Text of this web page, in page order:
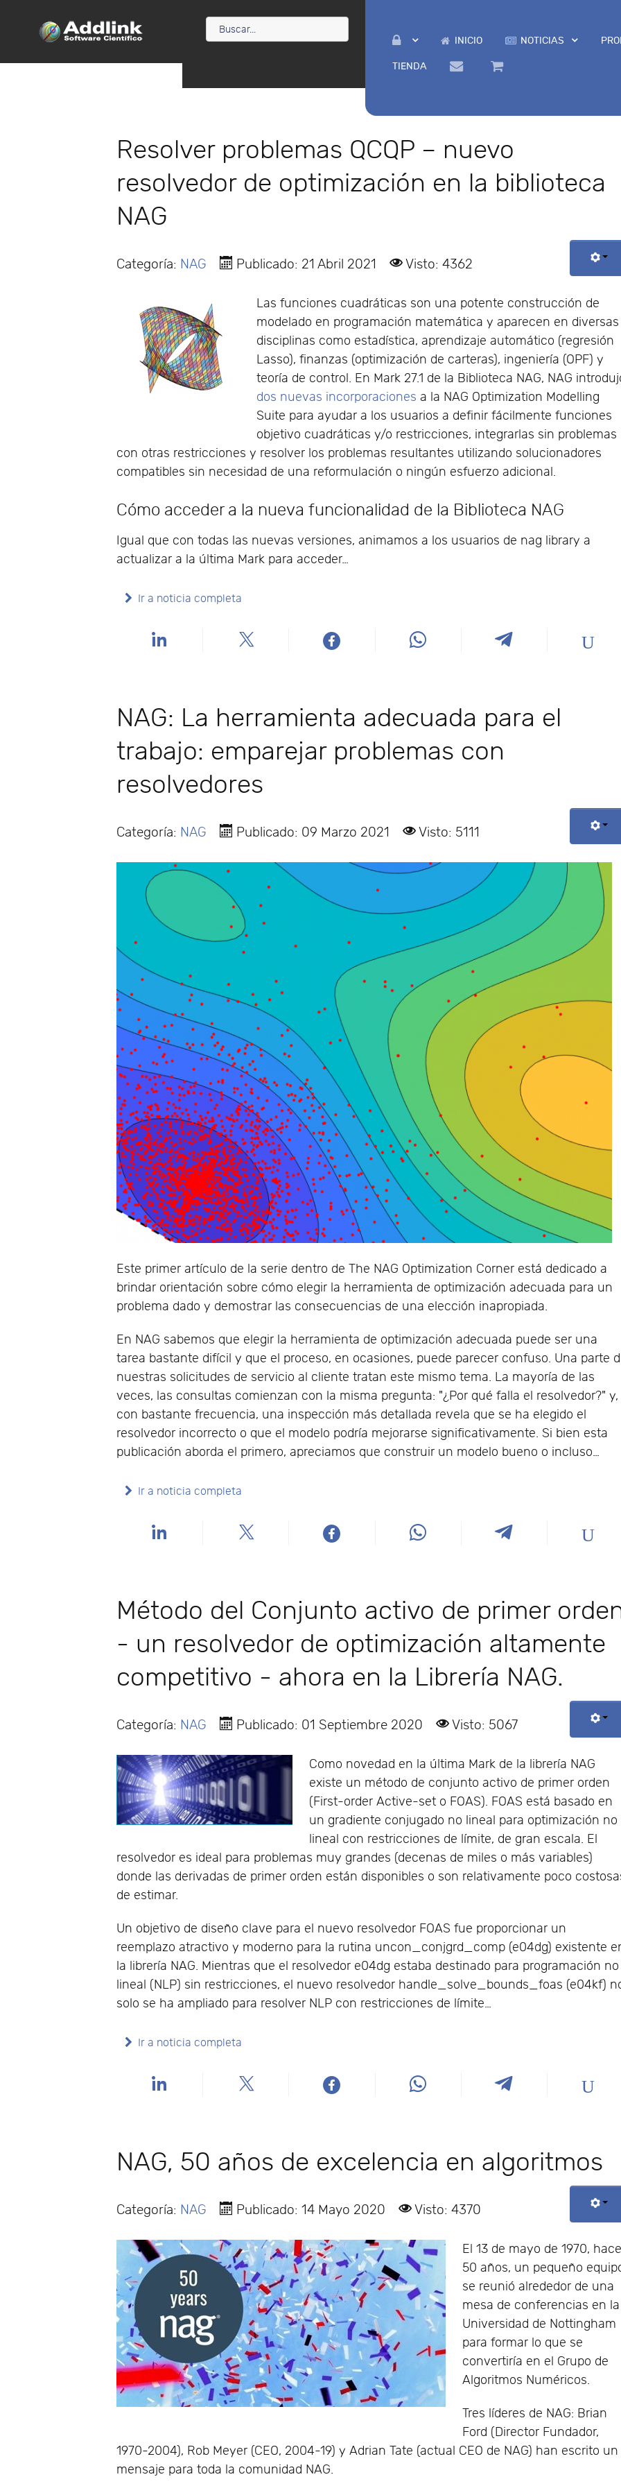
INICIO NOTICIAS
TIENDA
Resolver problemas QCQP – nuevo
resolvedor de optimización en la biblioteca
NAG
Categoría: NAG Publicado: 21 Abril 2021 Visto: 4362
Las funciones cuadráticas son una potente construcción de
modelado en programación matemática y aparecen en diversas
disciplinas como estadística, aprendizaje automático (regresión
Lasso), finanzas (optimización de carteras), ingeniería (OPF) y
teoría de control. En Mark 27.1 de la Biblioteca NAG, NAG
dos nuevas incorporaciones a la NAG Optimization Modelling
Suite para ayudar a los usuarios a definir fácilmente funciones
objetivo cuadráticas y/o restricciones, integrarlas sin problemas
con otras restricciones y resolver los problemas resultantes utilizando solucionadores
compatibles sin necesidad de una reformulación o ningún esfuerzo adicional.
Cómo acceder a la nueva funcionalidad de la Biblioteca NAG
Igual que con todas las nuevas versiones, animamos a los usuarios de nag library a
actualizar a la última Mark para acceder…
Ir a noticia completa
NAG: La herramienta adecuada para el
trabajo: emparejar problemas con
resolvedores
Categoría: NAG Publicado: 09 Marzo 2021 Visto: 5111
Este primer artículo de la serie dentro de The NAG Optimization Corner está dedicado a
brindar orientación sobre cómo elegir la herramienta de optimización adecuada para un
problema dado y demostrar las consecuencias de una elección inapropiada.
En NAG sabemos que elegir la herramienta de optimización adecuada puede ser una
tarea bastante difícil y que el proceso, en ocasiones, puede parecer confuso. Una parte
nuestras solicitudes de servicio al cliente tratan este mismo tema. La mayoría de las
veces, las consultas comienzan con la misma pregunta: "¿Por qué falla el resolvedor?" y,
con bastante frecuencia, una inspección más detallada revela que se ha elegido el
resolvedor incorrecto o que el modelo podría mejorarse significativamente. Si bien esta
publicación aborda el primero, apreciamos que construir un modelo bueno o incluso…
Ir a noticia completa
Método del Conjunto activo de primer
- un resolvedor de optimización altamente
competitivo - ahora en la Librería NAG.
Categoría: NAG Publicado: 01 Septiembre 2020 Visto: 5067
Como novedad en la última Mark de la librería NAG
existe un método de conjunto activo de primer orden
(First-order Active-set o FOAS). FOAS está basado en
un gradiente conjugado no lineal para optimización no
lineal con restricciones de límite, de gran escala. El
resolvedor es ideal para problemas muy grandes (decenas de miles o más variables)
donde las derivadas de primer orden están disponibles o son relativamente poco
de estimar.
Un objetivo de diseño clave para el nuevo resolvedor FOAS fue proporcionar un
reemplazo atractivo y moderno para la rutina uncon_conjgrd_comp (e04dg) existente
la librería NAG. Mientras que el resolvedor e04dg estaba destinado para programación no
lineal (NLP) sin restricciones, el nuevo resolvedor handle_solve_bounds_foas (e04kf)
solo se ha ampliado para resolver NLP con restricciones de límite…
Ir a noticia completa
NAG, 50 años de excelencia en algoritmos
Categoría: NAG Publicado: 14 Mayo 2020 Visto: 4370
El 13 de mayo de 1970,
50 años, un pequeño
se reunió alrededor de una
mesa de conferencias en la
Universidad de Nottingham
para formar lo que se
convertiría en el Grupo de
Algoritmos Numéricos.
Tres líderes de NAG: Brian
Ford (Director Fundador,
1970-2004), Rob Meyer (CEO, 2004-19) y Adrian Tate (actual CEO de NAG) han escrito un
mensaje para toda la comunidad NAG.